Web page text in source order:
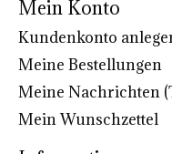
Mein Konto
Kundenkonto
Meine Bestellungen
Meine Nachrichten
Mein Wunschzettel